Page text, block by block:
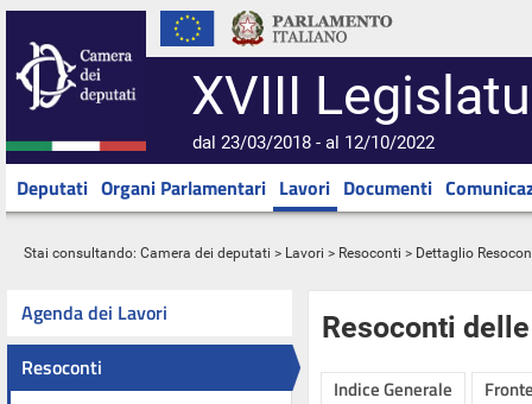
XVIII
dal 23/03/2018 - al 12/10/2022
Deputati Organi Parlamentari Lavori Documenti
Stai consultando: Camera dei deputati > Lavori > Resoconti > Dettaglio
Agenda dei Lavori
Resoconti
Resoconti
Indice Generale